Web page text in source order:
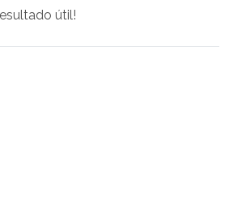
útil!